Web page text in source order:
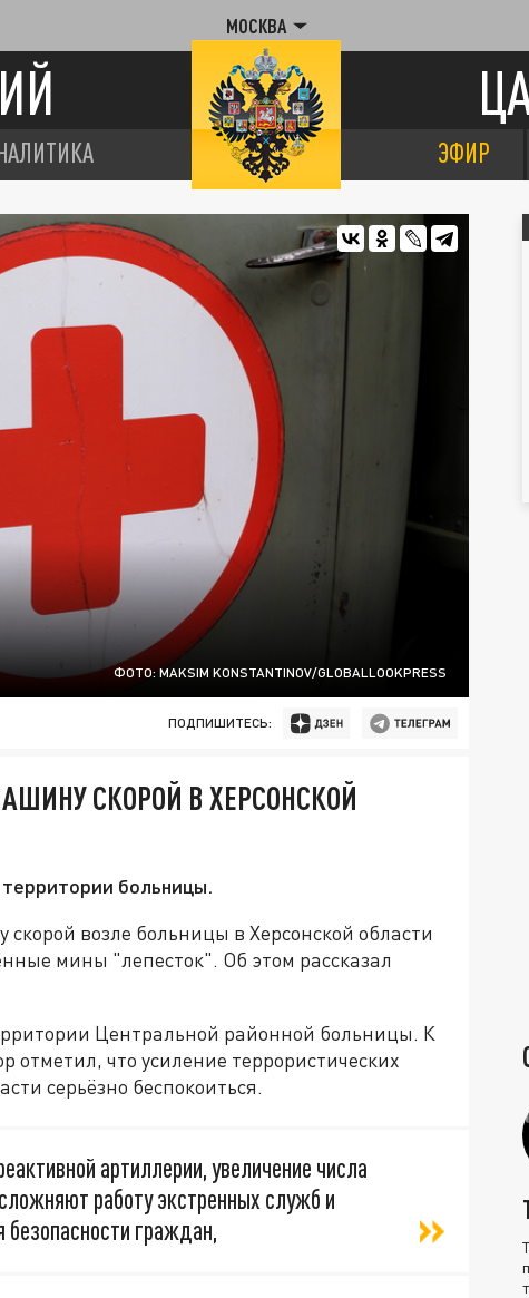
МОСКВА
ЭФИР
ФОТО: MAKSIM KONSTANTINOV/GLOBALLOOKPRESS
ПОДПИШИТЕСЬ:
СКОРОЙ В ХЕРСОНСКОЙ
больницы.
возле больницы в Херсонской области
мины "лепесток". Об этом рассказал
Центральной районной больницы. К
отметил, что усиление террористических
серьёзно беспокоиться.
артиллерии, увеличение числа
работу экстренных служб и
граждан,